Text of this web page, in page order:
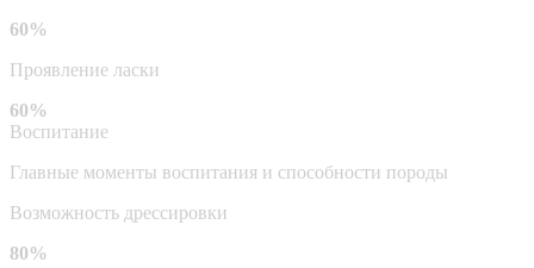
60%
Проявление ласки
60%
Воспитание
Главные моменты воспитания и способности породы
Возможность дрессировки
80%